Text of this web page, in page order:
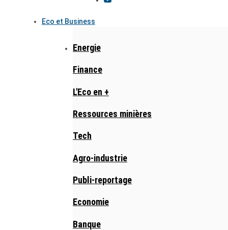
Eco et Business
Energie
Finance
L'Eco en +
Ressources minières
Tech
Agro-industrie
Publi-reportage
Economie
Banque